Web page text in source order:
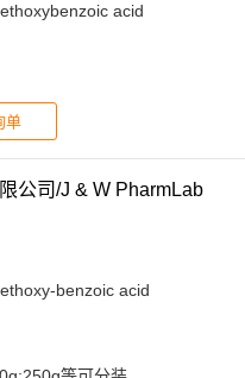
acid
单
公司/J & W PharmLab
benzoic acid